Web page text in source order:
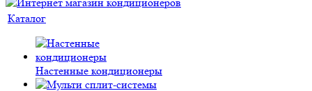
Каталог
Настенные кондиционеры